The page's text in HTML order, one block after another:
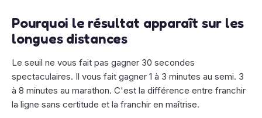
Pourquoi le résultat apparaît sur les
longues distances
Le seuil ne vous fait pas gagner 30 secondes
spectaculaires. Il vous fait gagner 1 à 3 minutes au semi. 3
à 8 minutes au marathon. C'est la différence entre franchir
la ligne sans certitude et la franchir en maîtrise.